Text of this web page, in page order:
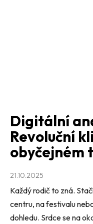
Digitální
Revoluční
obyčejném
21.10.2025
Každý rodič to zná.
centru, na festivalu
dohledu. Srdce se na